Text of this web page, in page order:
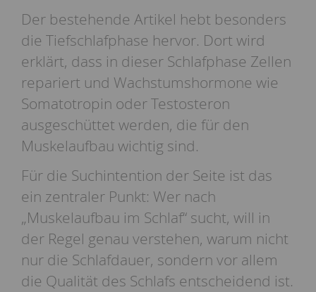
Der bestehende Artikel hebt besonders
die Tiefschlafphase hervor. Dort wird
erklärt, dass in dieser Schlafphase Zellen
repariert und Wachstumshormone wie
Somatotropin oder Testosteron
ausgeschüttet werden, die für den
Muskelaufbau wichtig sind.
Für die Suchintention der Seite ist das
ein zentraler Punkt: Wer nach
„Muskelaufbau im Schlaf“ sucht, will in
der Regel genau verstehen, warum nicht
nur die Schlafdauer, sondern vor allem
die Qualität des Schlafs entscheidend ist.